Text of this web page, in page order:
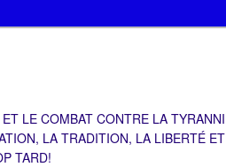
LE COMBAT CONTRE LA
LA TRADITION, LA LIBERTÉ
TARD!